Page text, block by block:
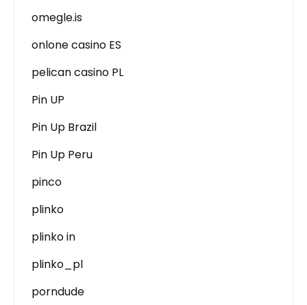
omegle.is
onlone casino ES
pelican casino PL
Pin UP
Pin Up Brazil
Pin Up Peru
pinco
plinko
plinko in
plinko_pl
porndude